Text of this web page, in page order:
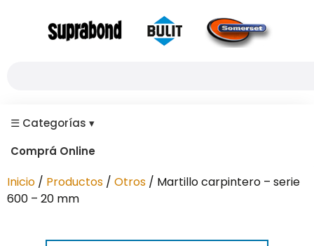
☰ Categorías ▾
Comprá Online
Inicio / Productos / Otros / Martillo carpintero – serie
600 – 20 mm